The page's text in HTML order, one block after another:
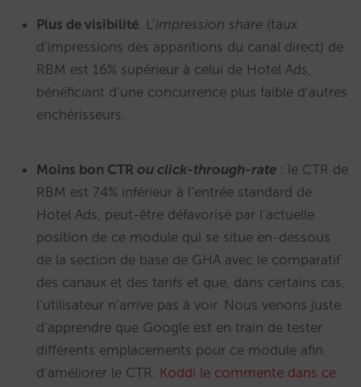
Plus de visibilité. L’impression share (taux
d’impressions des apparitions du canal direct) de
RBM est 16% supérieur à celui de Hotel Ads,
bénéficiant d’une concurrence plus faible d’autres
enchérisseurs.
Moins bon CTR ou click-through-rate : le CTR de
RBM est 74% inférieur à l’entrée standard de
Hotel Ads, peut-être défavorisé par l’actuelle
position de ce module qui se situe en-dessous
de la section de base de GHA avec le comparatif
des canaux et des tarifs et que, dans certains cas,
l’utilisateur n’arrive pas à voir. Nous venons juste
d’apprendre que Google est en train de tester
différents emplacements pour ce module afin
d’améliorer le CTR. Koddi le commente dans ce